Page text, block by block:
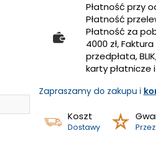
Płatność przy
Płatność
Płatność za
4000 zł,
przedpłata,
karty płatnicze
Zapraszamy do zakupu i
Koszt
Dostawy